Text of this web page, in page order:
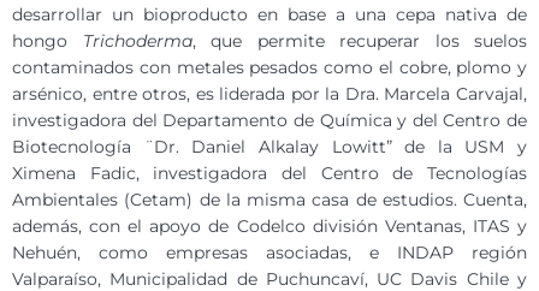
desarrollar un bioproducto en base a una cepa nativa de
hongo Trichoderma, que permite recuperar los suelos
contaminados con metales pesados como el cobre, plomo y
arsénico, entre otros, es liderada por la Dra. Marcela Carvajal,
investigadora del Departamento de Química y del Centro de
Biotecnología ¨Dr. Daniel Alkalay Lowitt” de la USM y
Ximena Fadic, investigadora del Centro de Tecnologías
Ambientales (Cetam) de la misma casa de estudios. Cuenta,
además, con el apoyo de Codelco división Ventanas, ITAS y
Nehuén, como empresas asociadas, e INDAP región
Valparaíso, Municipalidad de Puchuncaví, UC Davis Chile y